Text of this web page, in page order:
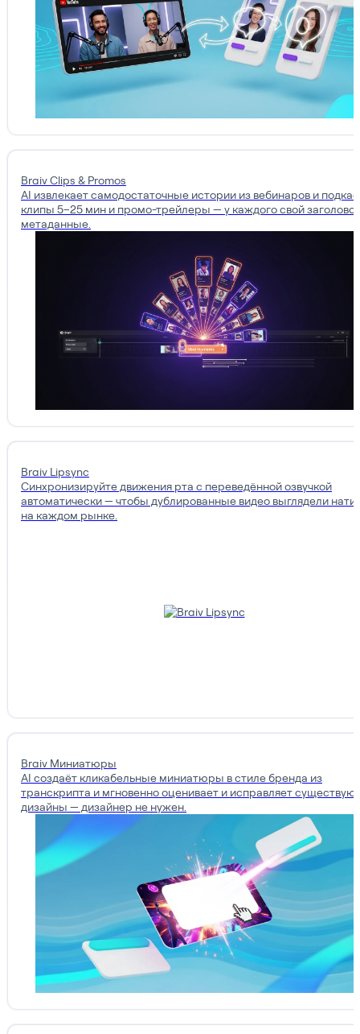
Braiv Clips & Promos
AI извлекает самодостаточные истории из вебинаров и
клипы 5–25 мин и промо-трейлеры — у каждого свой
метаданные.
Braiv Lipsync
Синхронизируйте движения рта с переведённой озвучкой
автоматически — чтобы дублированные видео выглядели
на каждом рынке.
Braiv Миниатюры
AI создаёт кликабельные миниатюры в стиле бренда из
транскрипта и мгновенно оценивает и исправляет
дизайны — дизайнер не нужен.